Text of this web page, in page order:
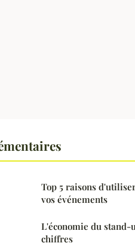
Top 5 raisons
vos événements
L'économie du
chiffres